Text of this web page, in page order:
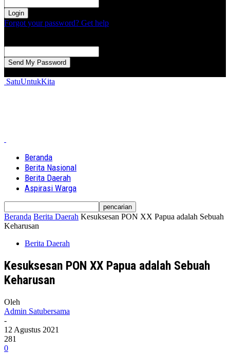
Forgot your password? Get help
SatuUntukKita
Beranda
Berita Nasional
Berita Daerah
Aspirasi Warga
Beranda Berita Daerah Kesuksesan PON XX Papua adalah Sebuah
Keharusan
Berita Daerah
Kesuksesan PON XX Papua adalah Sebuah
Keharusan
Oleh
Admin Satubersama
-
12 Agustus 2021
281
0